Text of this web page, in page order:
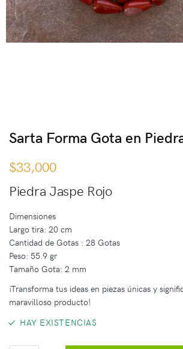
Sarta Forma Gota en
$33,000
Piedra Jaspe Rojo
Dimensiones
Largo tira: 20 cm
Cantidad de Gotas : 28 Gotas
Peso: 55.9 gr
Tamaño Gota: 2 mm
¡Transforma tus ideas en piezas únicas y
maravilloso producto!
HAY EXISTENCIAS